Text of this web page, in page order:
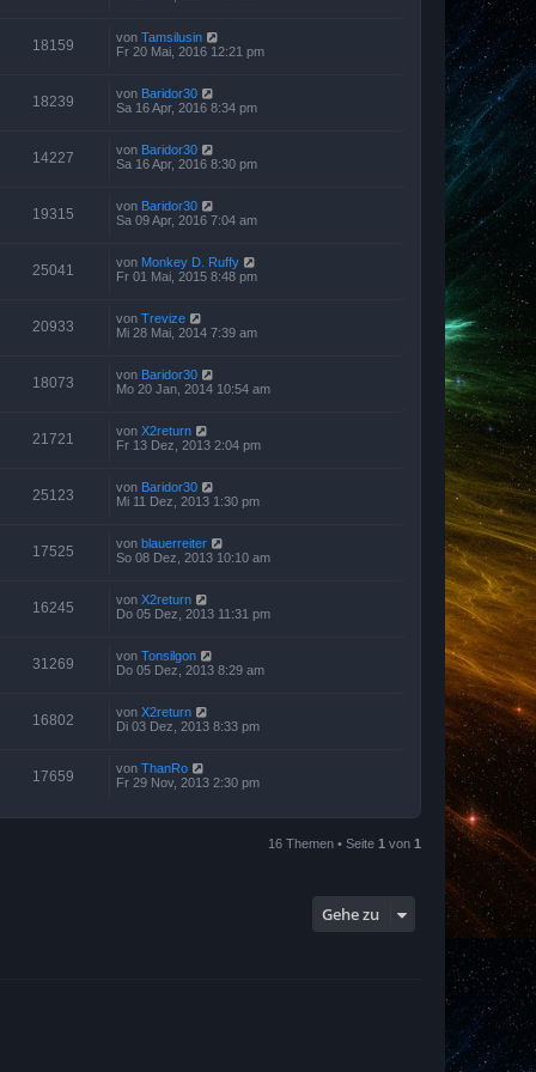
18159 von Tamsilusin
Fr 20 Mai, 2016 12:21 pm
18239 von Baridor30
Sa 16 Apr, 2016 8:34 pm
14227 von Baridor30
Sa 16 Apr, 2016 8:30 pm
19315 von Baridor30
Sa 09 Apr, 2016 7:04 am
25041 von Monkey D. Ruffy
Fr 01 Mai, 2015 8:48 pm
20933 von Trevize
Mi 28 Mai, 2014 7:39 am
18073 von Baridor30
Mo 20 Jan, 2014 10:54 am
21721 von X2return
Fr 13 Dez, 2013 2:04 pm
25123 von Baridor30
Mi 11 Dez, 2013 1:30 pm
17525 von blauerreiter
So 08 Dez, 2013 10:10 am
16245 von X2return
Do 05 Dez, 2013 11:31 pm
31269 von Tonsilgon
Do 05 Dez, 2013 8:29 am
16802 von X2return
Di 03 Dez, 2013 8:33 pm
17659 von ThanRo
Fr 29 Nov, 2013 2:30 pm
16 Themen • Seite 1 von 1
Gehe zu